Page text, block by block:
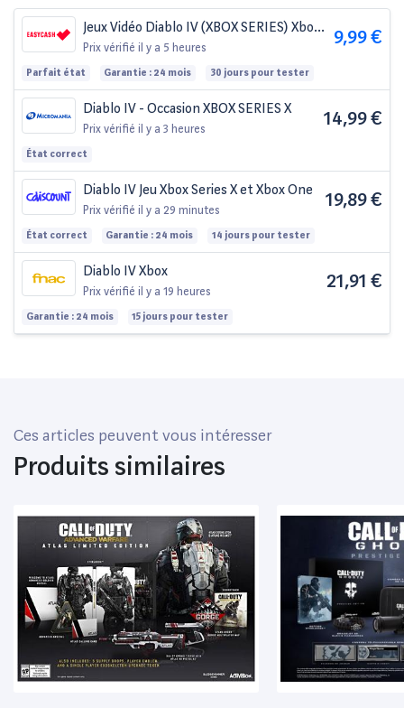
Jeux Vidéo Diablo IV (XBOX SERIES) Xbox
Series X
Prix vérifié il y a 5 heures 9,99 €
Parfait état Garantie : 24 mois 30 jours pour tester
Diablo IV - Occasion XBOX SERIES X
Prix vérifié il y a 3 heures 14,99 €
État correct
Diablo IV Jeu Xbox Series X et Xbox One
Prix vérifié il y a 29 minutes 19,89 €
État correct Garantie : 24 mois 14 jours pour tester
Diablo IV Xbox
Prix vérifié il y a 19 heures 21,91 €
Garantie : 24 mois 15 jours pour tester
Ces articles peuvent vous intéresser
Produits similaires